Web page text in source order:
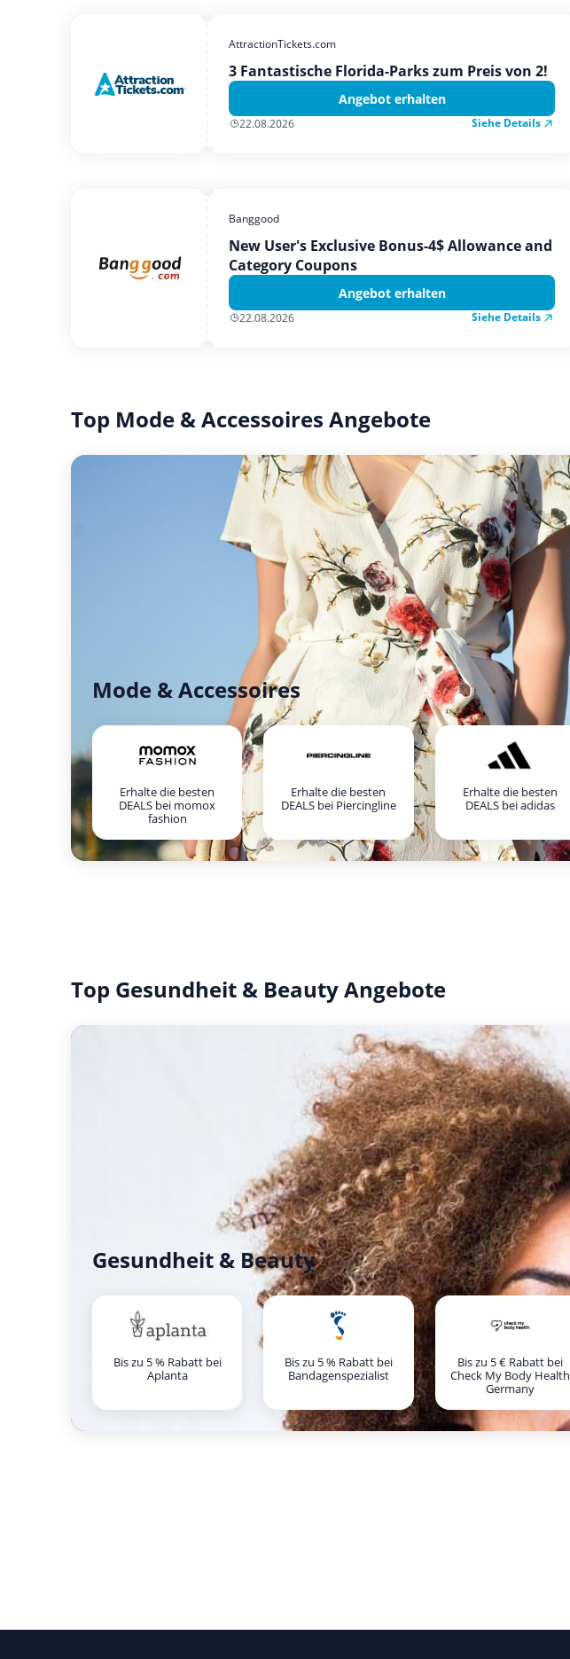
AttractionTickets.com
3 Fantastische Florida-Parks zum Preis von 2!
Angebot erhalten
22.08.2026 Siehe Details
Banggood
New User's Exclusive Bonus-4$ Allowance and
Category Coupons
Angebot erhalten
22.08.2026 Siehe Details
Top Mode & Accessoires Angebote
Mode & Accessoires
Erhalte die besten
DEALS bei momox
fashion
Erhalte die besten
DEALS bei Piercingline
Erhalte die besten
DEALS bei adidas
Top Gesundheit & Beauty Angebote
Gesundheit & Beauty
Bis zu 5 % Rabatt bei
Aplanta
Bis zu 5 % Rabatt bei
Bandagenspezialist
Bis zu 5 € Rabatt bei
Check My Body Health
Germany